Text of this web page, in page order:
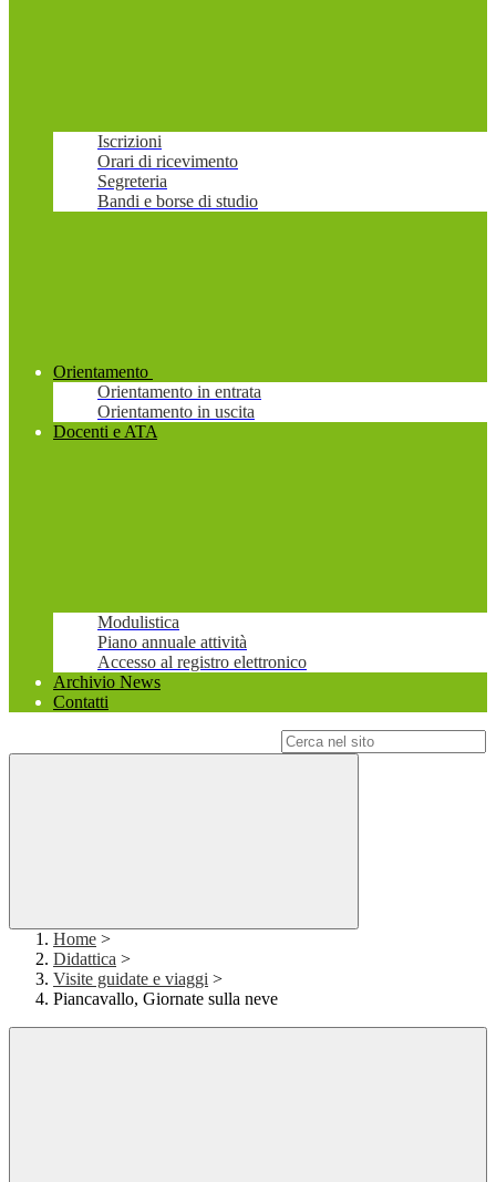
Iscrizioni
Orari di ricevimento
Segreteria
Bandi e borse di studio
Orientamento
Orientamento in entrata
Orientamento in uscita
Docenti e ATA
Modulistica
Piano annuale attività
Accesso al registro elettronico
Archivio News
Contatti
Home >
Didattica >
Visite guidate e viaggi >
Piancavallo, Giornate sulla neve